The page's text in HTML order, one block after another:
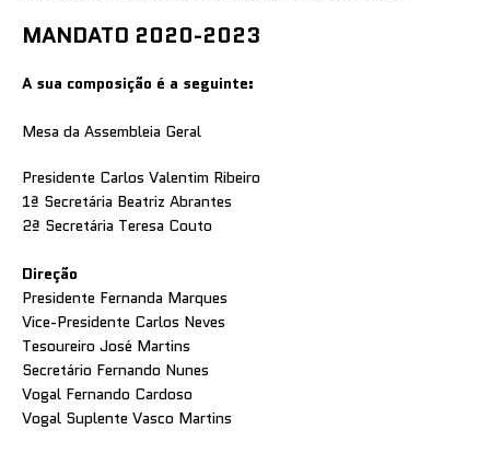
MANDATO 2020-2023
A sua composição é a seguinte:
Mesa da Assembleia Geral
Presidente Carlos Valentim Ribeiro
1ª Secretária Beatriz Abrantes
2ª Secretária Teresa Couto
Direção
Presidente Fernanda Marques
Vice-Presidente Carlos Neves
Tesoureiro José Martins
Secretário Fernando Nunes
Vogal Fernando Cardoso
Vogal Suplente Vasco Martins